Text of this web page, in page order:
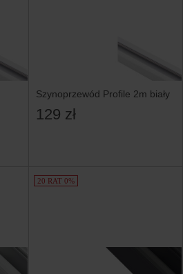
Szynoprzewód Profile 2m biały
129 zł
20 RAT 0%